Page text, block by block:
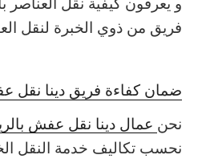
فريق من ذوي الخبرة لنقل
ضمان كفاءة فريق دينا نقل
نحن عمال دينا نقل عفش
نحسب تكاليف خدمة النقل